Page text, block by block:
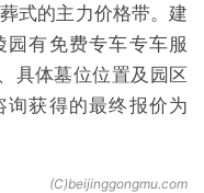
式的主力价格带。建
有免费专车专车服
具体墓位位置及园区
询获得的最终报价为